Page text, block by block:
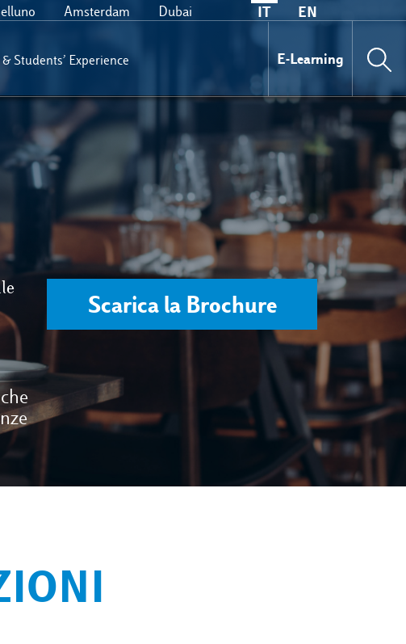
Amsterdam Dubai IT EN
Students’ Experience E-Learning
Scarica la Brochure